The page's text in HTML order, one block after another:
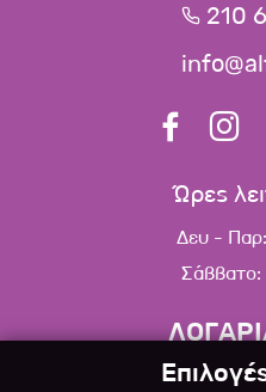
210
Ώρες
Δευ -